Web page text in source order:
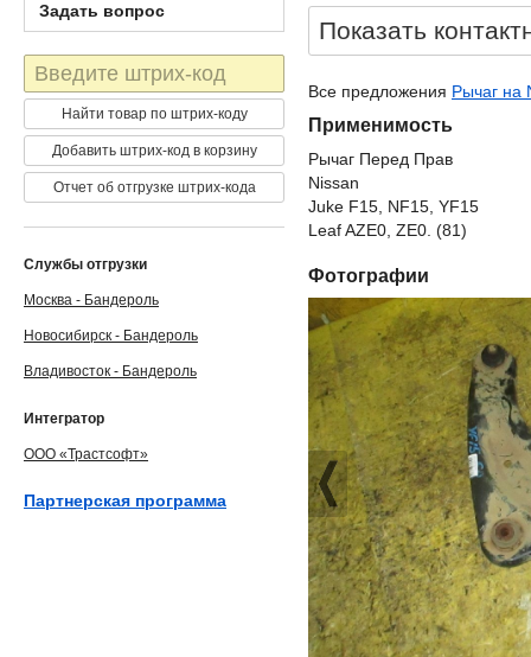
Показать
Все предложения Рычаг на
Применимость
Рычаг Перед Прав
Nissan
Juke F15, NF15, YF15
Leaf AZE0, ZE0. (81)
Фотографии
Задать вопрос
Штрих-
код
Найти товар по штрих-коду
Добавить штрих-код в корзину
Отчет об отгрузке штрих-кода
Службы отгрузки
Москва - Бандероль
Новосибирск - Бандероль
Владивосток - Бандероль
Интегратор
ООО «Трастсофт»
Партнерская программа